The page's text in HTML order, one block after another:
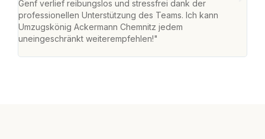
Genf verlief reibungslos und stressfrei dank der
professionellen Unterstützung des Teams. Ich kann
Umzugskönig Ackermann Chemnitz jedem
uneingeschränkt weiterempfehlen!"